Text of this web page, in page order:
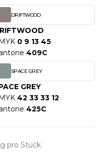
DRIFTWOOD
0 9 13 45
409C
SPACE GREY
GREY
42 33 33 12
425C
pro Stück